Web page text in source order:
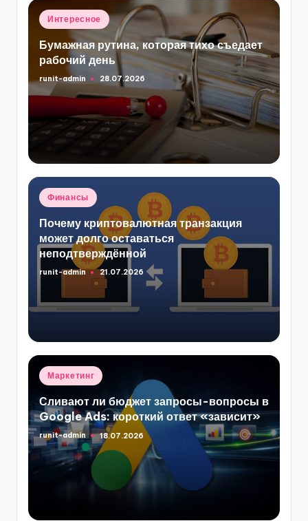
Опубликовано
Интересное
Бумажная рутина, которая тихо съедает
рабочий день
Запись
runit-admin 28.07.2026
Опубликовано
Финансы
Почему криптовалютная транзакция
может долго оставаться
неподтверждённой
Запись
runit-admin 21.07.2026
Опубликовано
Маркетинг
Сливают ли бюджет запросы-вопросы в
Google Ads: короткий ответ «зависит»
Запись
от
runit-admin 18.07.2026